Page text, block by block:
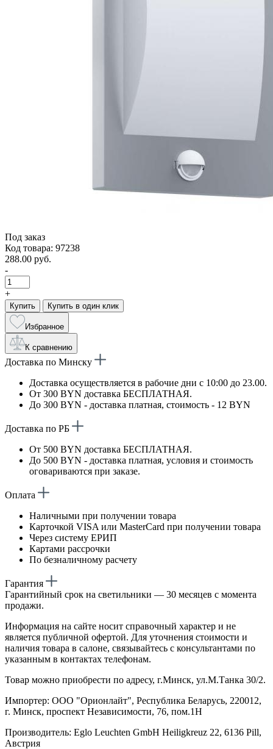
Под заказ
Код товара: 97238
288.00 руб.
-
+
Купить Купить в один клик
Избранное
К сравнению
Доставка по Минску
Доставка осуществляется в рабочие дни с 10:00 до 23.00.
От 300 BYN доставка БЕСПЛАТНАЯ.
До 300 BYN - доставка платная, стоимость - 12 BYN
Доставка по РБ
От 500 BYN доставка БЕСПЛАТНАЯ.
До 500 BYN - доставка платная, условия и стоимость
оговариваются при заказе.
Оплата
Наличными при получении товара
Карточкой VISA или MasterCard при получении товара
Через систему ЕРИП
Картами рассрочки
По безналичному расчету
Гарантия
Гарантийный срок на светильники — 30 месяцев с момента
продажи.
Информация на сайте носит справочный характер и не
является публичной офертой. Для уточнения стоимости и
наличия товара в салоне, связывайтесь с консультантами по
указанным в контактах телефонам.
Товар можно приобрести по адресу, г.Минск, ул.М.Танка 30/2.
Импортер: ООО "Орионлайт", Республика Беларусь, 220012,
г. Минск, проспект Независимости, 76, пом.1Н
Производитель: Eglo Leuchten GmbH Heiligkreuz 22, 6136 Pill,
Австрия